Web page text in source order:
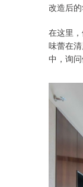
改造后
在这里
味蕾在
中，询